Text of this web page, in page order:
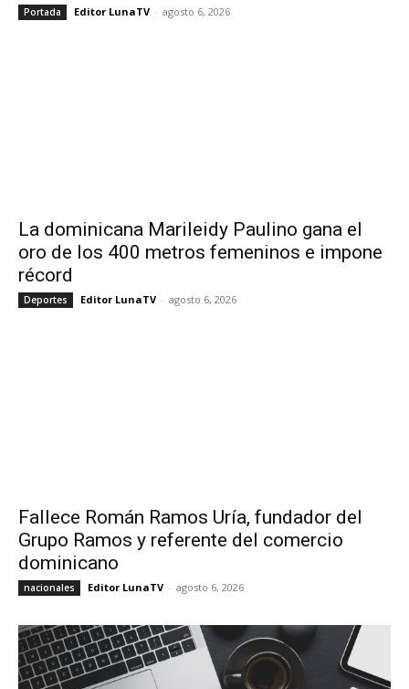
Portada Editor LunaTV - agosto 6, 2026
La dominicana Marileidy Paulino gana el
oro de los 400 metros femeninos e impone
récord
Deportes Editor LunaTV - agosto 6, 2026
Fallece Román Ramos Uría, fundador del
Grupo Ramos y referente del comercio
dominicano
nacionales Editor LunaTV - agosto 6, 2026